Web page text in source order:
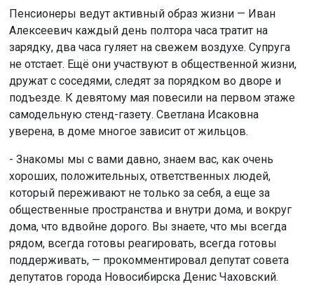
Пенсионеры ведут активный образ жизни — Иван
Алексеевич каждый день полтора часа тратит на
зарядку, два часа гуляет на свежем воздухе. Супруга
не отстает. Ещё они участвуют в общественной жизни,
дружат с соседями, следят за порядком во дворе и
подъезде. К девятому мая повесили на первом этаже
самодельную стенд-газету. Светлана Исаковна
уверена, в доме многое зависит от жильцов.
- Знакомы мы с вами давно, знаем вас, как очень
хороших, положительных, ответственных людей,
который переживают не только за себя, а еще за
общественные пространства и внутри дома, и вокруг
дома, что вдвойне дорого. Вы знаете, что мы всегда
рядом, всегда готовы реагировать, всегда готовы
поддерживать, — прокомментировал депутат совета
депутатов города Новосибирска Денис Чаховский.